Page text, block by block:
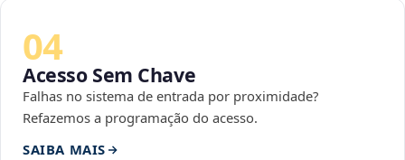
04
Acesso Sem Chave
Falhas no sistema de entrada por proximidade?
Refazemos a programação do acesso.
SAIBA MAIS